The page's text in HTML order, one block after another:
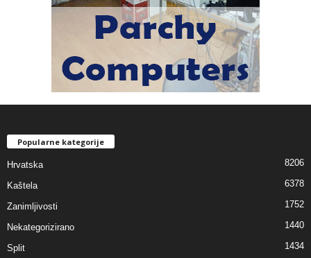
Popularne kategorije
Hrvatska 8206
Kaštela 6378
Zanimljivosti 1752
Nekategorizirano 1440
Split 1434